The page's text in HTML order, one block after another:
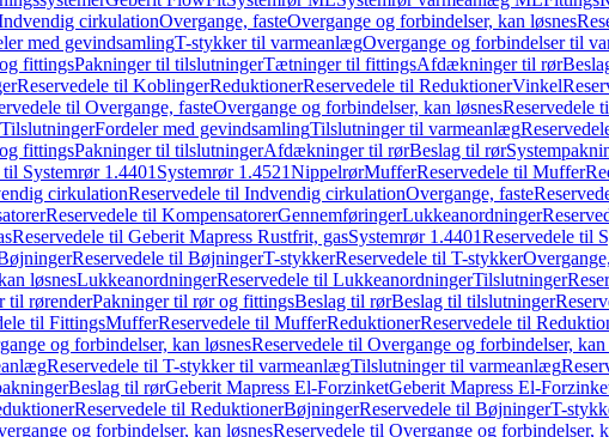
cirkulationOvergange, fasteOvergange og forbindelser, kan løsnes
med gevindsamlingT-stykker til varmeanlægOvergange og forbindelser til
fittingsPakninger til tilslutningerTætninger til fittingsAfdækninger til rør
Reservedele til KoblingerReduktionerReservedele til ReduktionerVinkel
til Overgange, fasteOvergange og forbindelser, kan løsnesReservedele
Fordeler med gevindsamlingTilslutninger til varmeanlæg
fittingsPakninger til tilslutningerAfdækninger til rørBeslag til rør
Systemrør 1.4401 Systemrør 1.4521NippelrørMufferReservedele til Muffer
cirkulationReservedele til Indvendig cirkulationOvergange, faste
Reservedele til KompensatorerGennemføringerLukkeanordninger
Reservedele til Geberit Mapress Rustfrit, gasSystemrør 1.4401Reservedele til
Reservedele til BøjningerT-stykkerReservedele til T-stykker
løsnesLukkeanordningerReservedele til LukkeanordningerTilslutninger
til rørenderPakninger til rør og fittingsBeslag til rørBeslag til tilslutninger
til FittingsMufferReservedele til MufferReduktionerReservedele til
og forbindelser, kan løsnesReservedele til Overgange og forbindelser, kan
Reservedele til T-stykker til varmeanlægTilslutninger til varmeanlæg
Beslag til rørGeberit Mapress El-ForzinketGeberit Mapress El-
Reservedele til ReduktionerBøjningerReservedele til BøjningerT-
og forbindelser, kan løsnesReservedele til Overgange og forbindelser,